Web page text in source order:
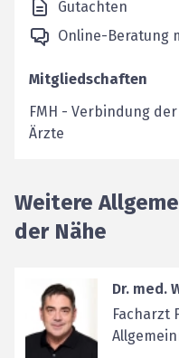
Gutachten
Online-Beratung
Mitgliedschaften
FMH - Verbindung
Ärzte
Weitere
der Nähe
Dr. med.
Facharzt